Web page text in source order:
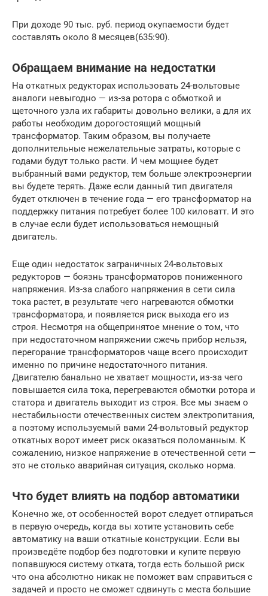
При доходе 90 тыс. руб. период окупаемости будет
составлять около 8 месяцев(635:90).
Обращаем внимание на недостатки
На откатных редукторах использовать 24-вольтовые
аналоги невыгодно — из-за ротора с обмоткой и
щеточного узла их габариты довольно велики, а для их
работы необходим дорогостоящий мощный
трансформатор. Таким образом, вы получаете
дополнительные нежелательные затраты, которые с
годами будут только расти. И чем мощнее будет
выбранный вами редуктор, тем больше электроэнергии
вы будете терять. Даже если данный тип двигателя
будет отключен в течение года — его трансформатор на
поддержку питания потребует более 100 киловатт. И это
в случае если будет использоваться немощный
двигатель.
Еще один недостаток заграничных 24-вольтовых
редукторов — боязнь трансформаторов пониженного
напряжения. Из-за слабого напряжения в сети сила
тока растет, в результате чего нагреваются обмотки
трансформатора, и появляется риск выхода его из
строя. Несмотря на общепринятое мнение о том, что
при недостаточном напряжении сжечь прибор нельзя,
перегорание трансформаторов чаще всего происходит
именно по причине недостаточного питания.
Двигателю банально не хватает мощности, из-за чего
повышается сила тока, перегреваются обмотки ротора и
статора и двигатель выходит из строя. Все мы знаем о
нестабильности отечественных систем электропитания,
а поэтому используемый вами 24-вольтовый редуктор
откатных ворот имеет риск оказаться поломанным. К
сожалению, низкое напряжение в отечественной сети —
это не столько аварийная ситуация, сколько норма.
Что будет влиять на подбор автоматики
Конечно же, от особенностей ворот следует отпираться
в первую очередь, когда вы хотите установить себе
автоматику на ваши откатные конструкции. Если вы
произведёте подбор без подготовки и купите первую
попавшуюся систему отката, тогда есть большой риск
что она абсолютно никак не поможет вам справиться с
задачей и просто не сможет сдвинуть с места большие